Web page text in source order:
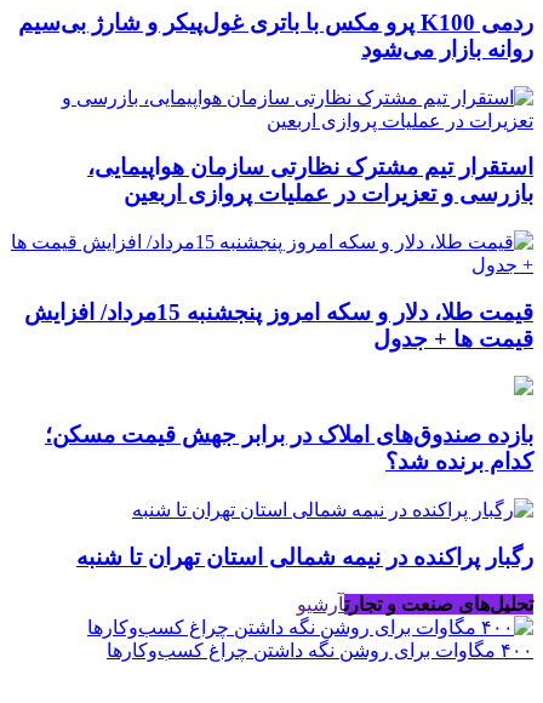
ردمی K100 پرو مکس با باتری غول‌پیکر و شارژ بی‌سیم
روانه بازار می‌شود
استقرار تیم مشترک نظارتی سازمان هواپیمایی،
بازرسی و تعزیرات در عملیات پروازی اربعین
قیمت طلا، دلار و سکه امروز پنجشنبه 15مرداد/ افزایش
قیمت ها + جدول
بازده صندوق‌های املاک در برابر جهش قیمت مسکن؛
کدام برنده شد؟
رگبار پراکنده در نیمه شمالی استان تهران تا شنبه
تحلیل‌های صنعت و تجارتآرشیو
۴۰۰ مگاوات برای روشن نگه داشتن چراغ کسب‌وکار‌ها